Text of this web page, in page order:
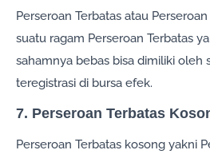
Perseroan Terbatas atau
suatu ragam Perseroan Terbatas
sahamnya bebas bisa dimiliki oleh
teregistrasi di bursa efek.
7. Perseroan Terbatas
Perseroan Terbatas kosong yakni